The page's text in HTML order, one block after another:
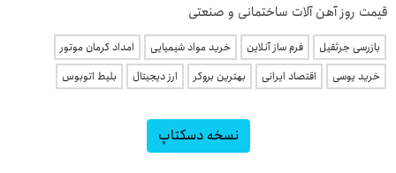
قیمت روز آهن آلات ساختمانی و صنعتی
بازرسی جرثقیل فرم ساز آنلاین خرید مواد شیمیایی
امداد کرمان موتور
خرید یوسی
اقتصاد ایرانی بهترین بروکر ارز دیجیتال بلیط اتوبوس
نسخه دسکتاپ